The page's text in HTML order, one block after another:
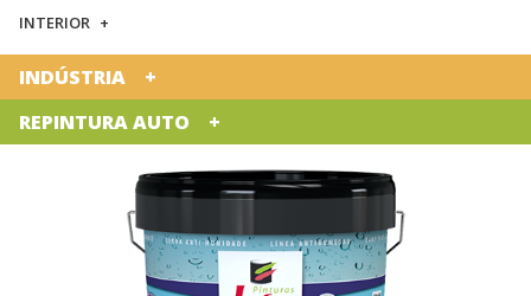
INTERIOR
INDÚSTRIA
REPINTURA AUTO